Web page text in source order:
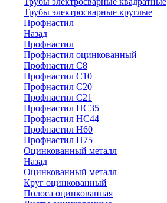
Трубы электросварные круглые
Профнастил
Назад
Профнастил
Профнастил оцинкованный
Профнастил С8
Профнастил С10
Профнастил С20
Профнастил С21
Профнастил НС35
Профнастил НС44
Профнастил Н60
Профнастил Н75
Оцинкованный металл
Назад
Оцинкованный металл
Круг оцинкованный
Полоса оцинкованная